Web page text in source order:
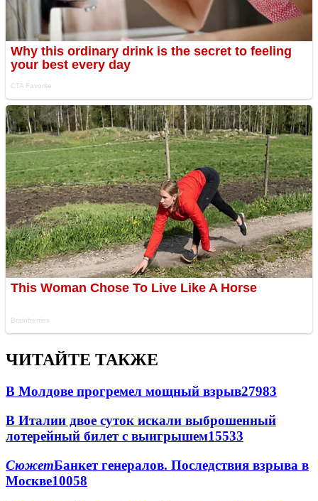
ЧИТАЙТЕ ТАКЖЕ
В Молдове прогремел мощный взрыв27983
В Италии двое суток искали выброшенный
лотерейный билет с выигрышем15533
СюжетБанкет генералов. Последствия взрыва в
Москве10058